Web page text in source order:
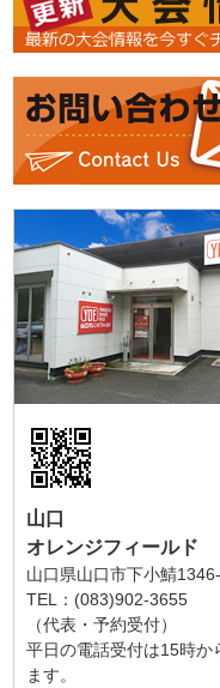
山口
オレンジフィールド
山口県山口市下小鯖
TEL：(083)902-3655
（代表・予約受付）
平日の電話受付は15時か
ます。